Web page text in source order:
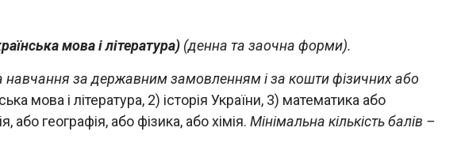
мова і література) (денна та заочна форми).
навчання за державним замовленням і за кошти фізичних або
мова і література, 2) історія України, 3) математика або
або географія, або фізика, або хімія. Мінімальна кількість балів –